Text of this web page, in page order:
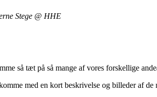
Stege @ HHE
så tæt på så mange af vores forskellige
med en kort beskrivelse og billeder af de